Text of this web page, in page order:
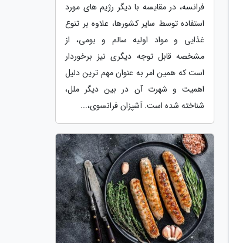
فرانسه، در مقایسه با دیگر رژیم های مورد
استفاده توسط سایر کشورها، علاوه بر تنوع
غذایی و مواد اولیه سالم و بومی، از
مشخصه قابل توجه دیگری نیز برخوردار
است که همین امر به عنوان مهم ترین دلیل
اهمیت و شهرت آن در بین دیگر ملل،
شناخته شده است. آشپزان فرانسوی،...